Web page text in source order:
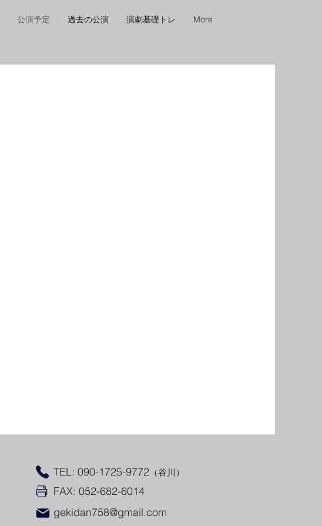
公演予定 過去の公演 演劇基礎トレ More
TEL: 090-1725-9772（谷川）
FAX: 052-682-6014
gekidan758@gmail.com